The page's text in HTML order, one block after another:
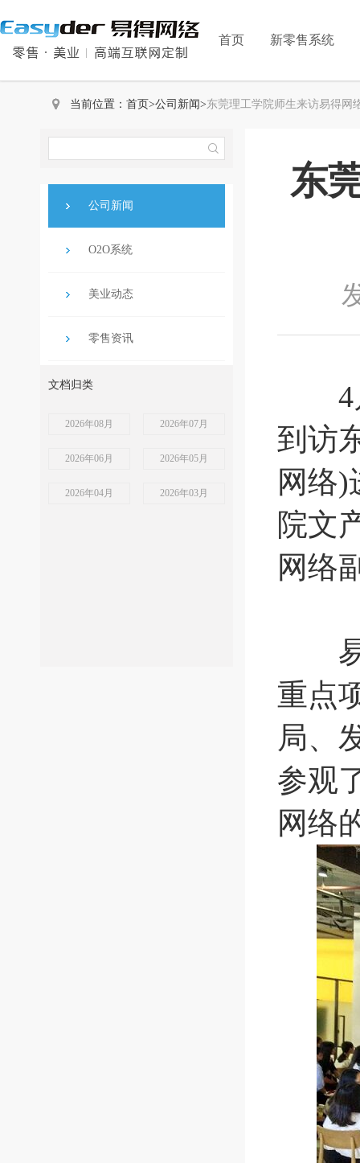
首页 新零售系统
当前位置： 首页>公司新闻>东莞理工学院师生来访易得网
公司新闻
O2O系统
美业动态
零售资讯
文档归类
2026年08月 2026年07月
2026年06月 2026年05月
2026年04月 2026年03月
东
4月
到访
网络
院文
网络
易
重点
局、
参观
网络